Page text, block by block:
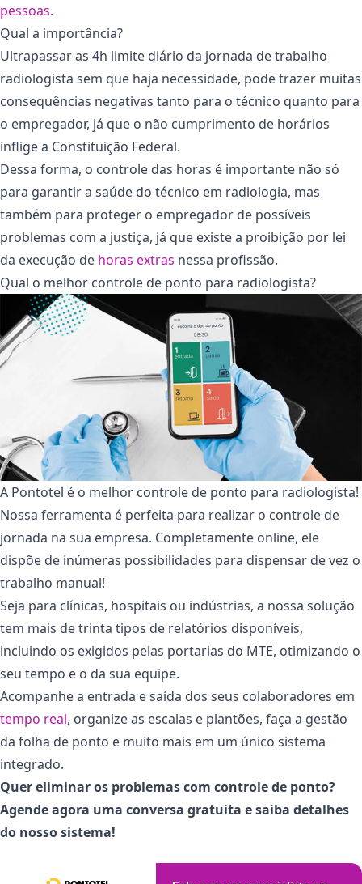
pessoas.
Qual a importância?
Ultrapassar as 4h limite diário da jornada de trabalho
radiologista sem que haja necessidade, pode trazer muitas
consequências negativas tanto para o técnico quanto para
o empregador, já que o não cumprimento de horários
inflige a Constituição Federal.
Dessa forma, o controle das horas é importante não só
para garantir a saúde do técnico em radiologia, mas
também para proteger o empregador de possíveis
problemas com a justiça, já que existe a proibição por lei
da execução de horas extras nessa profissão.
Qual o melhor controle de ponto para radiologista?
A Pontotel é o melhor controle de ponto para radiologista!
Nossa ferramenta é perfeita para realizar o controle de
jornada na sua empresa. Completamente online, ele
dispõe de inúmeras possibilidades para dispensar de vez o
trabalho manual!
Seja para clínicas, hospitais ou indústrias, a nossa solução
tem mais de trinta tipos de relatórios disponíveis,
incluindo os exigidos pelas portarias do MTE, otimizando o
seu tempo e o da sua equipe.
Acompanhe a entrada e saída dos seus colaboradores em
tempo real, organize as escalas e plantões, faça a gestão
da folha de ponto e muito mais em um único sistema
integrado.
Quer eliminar os problemas com controle de ponto?
Agende agora uma conversa gratuita e saiba detalhes
do nosso sistema!